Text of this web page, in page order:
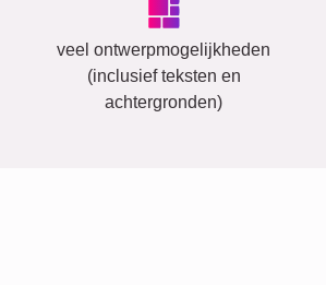
veel ontwerpmogelijkheden
(inclusief teksten en
achtergronden)